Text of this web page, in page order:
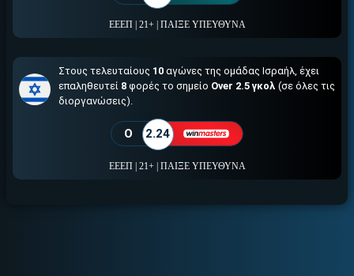
ΕΕΕΠ | 21+ | ΠΑΙΞΕ ΥΠΕΥΘΥΝΑ
Στους τελευταίους 10 αγώνες της ομάδας Ισραήλ, έχει
επαληθευτεί 8 φορές το σημείο Over 2.5 γκολ (σε όλες τις
διοργανώσεις).
O 2.24
ΕΕΕΠ | 21+ | ΠΑΙΞΕ ΥΠΕΥΘΥΝΑ